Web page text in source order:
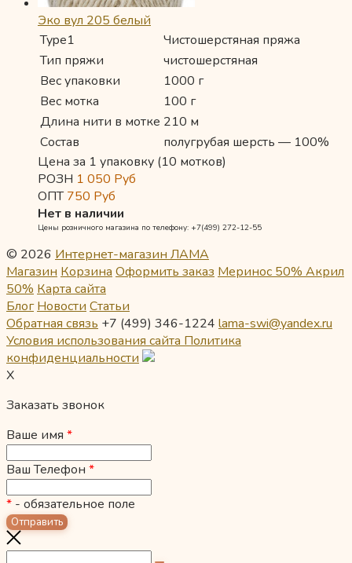
Эко вул 205 белый
Type1
Чистошерстяная пряжа
Тип пряжи
чистошерстяная
Вес упаковки
1000 г
Вес мотка
100 г
Длина нити в мотке 210 м
Состав
полугрубая шерсть — 100%
Цена за 1 упаковку (10 мотков)
РОЗН 1 050 Руб
ОПТ750 Руб
Нет в наличии
Цены розничного магазина по телефону: +7(499) 272-12-55
© 2026 Интернет-магазин ЛАМА
Магазин Корзина Оформить заказ Меринос 50% Акрил
50% Карта сайта
Блог Новости Статьи
Обратная связь +7 (499) 346-1224 lama-swi@yandex.ru
Условия использования сайта Политика
конфиденциальности
X
Заказать звонок
Ваше имя *
Ваш Телефон *
* - обязательное поле